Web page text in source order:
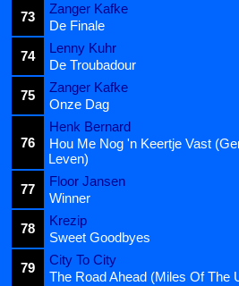
73
Zanger Kafke
De Finale
74
Lenny Kuhr
De Troubadour
75
Zanger Kafke
Onze Dag
76
Henk Bernard
Hou Me Nog 'n Keertje Vast
Leven)
77
Floor Jansen
Winner
78
Krezip
Sweet Goodbyes
79
City To City
The Road Ahead (Miles Of The